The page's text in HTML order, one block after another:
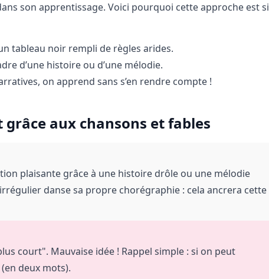
son apprentissage. Voici pourquoi cette approche est si
tableau noir rempli de règles arides.
d’une histoire ou d’une mélodie.
on apprend sans s’en rendre compte !
aux chansons et fables
plaisante grâce à une histoire drôle ou une mélodie
danse sa propre chorégraphie : cela ancrera cette
court". Mauvaise idée ! Rappel simple : si on peut
deux mots).